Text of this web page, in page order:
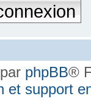
phpBB®
et support